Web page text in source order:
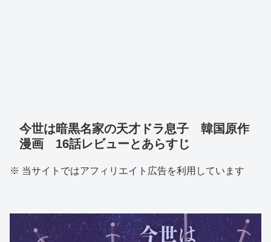
今世は暗黒名家の天才ドラ息子 韓国原作
漫画 16話レビューとあらすじ
※ 当サイトではアフィリエイト広告を利用しています